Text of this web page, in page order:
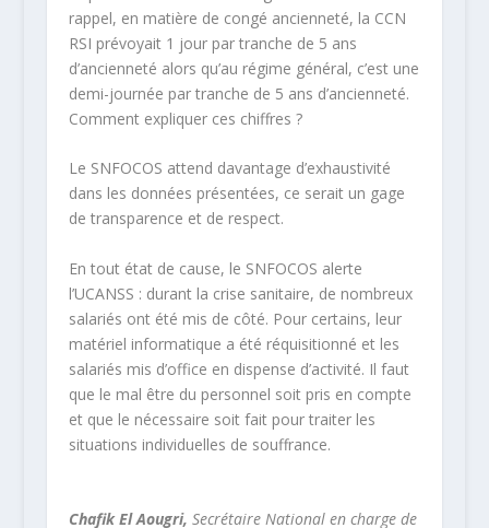
rappel, en matière de congé ancienneté, la CCN
RSI prévoyait 1 jour par tranche de 5 ans
d’ancienneté alors qu’au régime général, c’est une
demi-journée par tranche de 5 ans d’ancienneté.
Comment expliquer ces chiffres ?
Le SNFOCOS attend davantage d’exhaustivité
dans les données présentées, ce serait un gage
de transparence et de respect.
En tout état de cause, le SNFOCOS alerte
l’UCANSS : durant la crise sanitaire, de nombreux
salariés ont été mis de côté. Pour certains, leur
matériel informatique a été réquisitionné et les
salariés mis d’office en dispense d’activité. Il faut
que le mal être du personnel soit pris en compte
et que le nécessaire soit fait pour traiter les
situations individuelles de souffrance.
Chafik El Aougri, Secrétaire National en charge de